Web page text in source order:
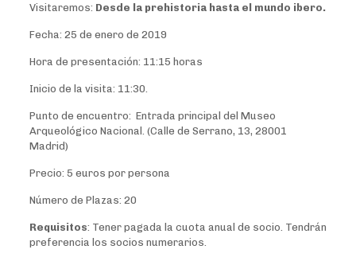
Visitaremos: Desde la prehistoria hasta el mundo ibero.
Fecha: 25 de enero de 2019
Hora de presentación: 11:15 horas
Inicio de la visita: 11:30.
Punto de encuentro: Entrada principal del Museo
Arqueológico Nacional. (Calle de Serrano, 13, 28001
Madrid)
Precio: 5 euros por persona
Número de Plazas: 20
Requisitos: Tener pagada la cuota anual de socio. Tendrán
preferencia los socios numerarios.